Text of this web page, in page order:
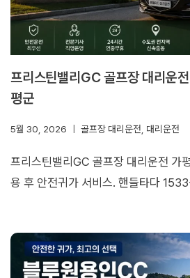
프리스틴밸리GC 골프장 대리운
평군
5월 30, 2026 골프장 대리운전 대리운전
프리스틴밸리GC 골프장 대리운전 가
용 후 안전귀가 서비스. 핸들타다